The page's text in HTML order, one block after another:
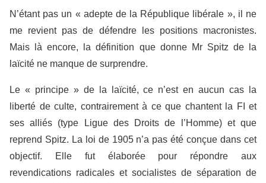
N’étant pas un « adepte de la République libérale », il ne
me revient pas de défendre les positions macronistes.
Mais là encore, la définition que donne Mr Spitz de la
laïcité ne manque de surprendre.
Le « principe » de la laïcité, ce n’est en aucun cas la
liberté de culte, contrairement à ce que chantent la FI et
ses alliés (type Ligue des Droits de l’Homme) et que
reprend Spitz. La loi de 1905 n’a pas été conçue dans cet
objectif. Elle fut élaborée pour répondre aux
revendications radicales et socialistes de séparation de